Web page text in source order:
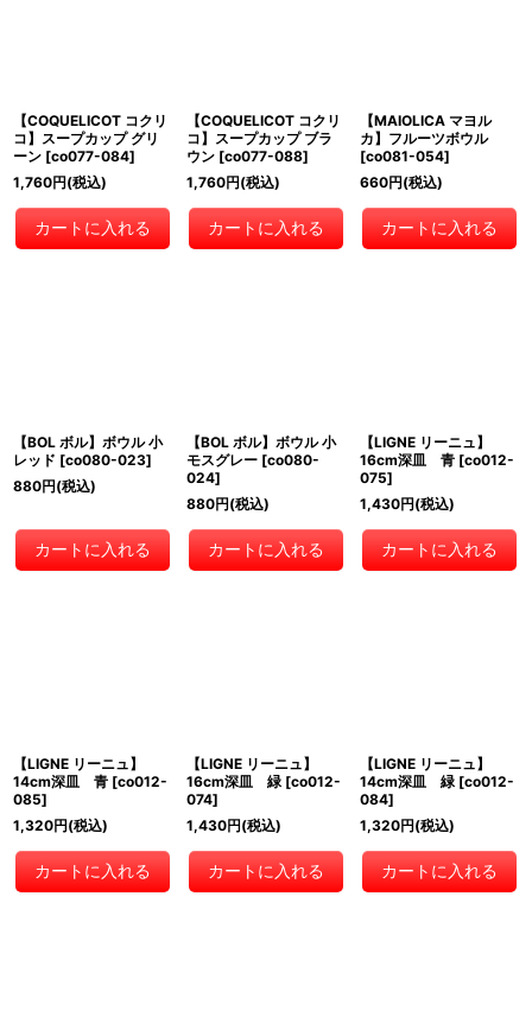
【COQUELICOT コクリ
コ】スープカップ グリ
ーン [co077-084]
1,760円(税込)
カートに入れる
【COQUELICOT コクリ
コ】スープカップ ブラ
ウン [co077-088]
1,760円(税込)
カートに入れる
【MAIOLICA マヨル
カ】フルーツボウル
[co081-054]
660円(税込)
カートに入れる
【BOL ボル】ボウル 小
レッド [co080-023]
880円(税込)
カートに入れる
【BOL ボル】ボウル 小
モスグレー [co080-
024]
880円(税込)
カートに入れる
【LIGNE リーニュ】
16cm深皿 青 [co012-
075]
1,430円(税込)
カートに入れる
【LIGNE リーニュ】
14cm深皿 青 [co012-
085]
1,320円(税込)
カートに入れる
【LIGNE リーニュ】
16cm深皿 緑 [co012-
074]
1,430円(税込)
カートに入れる
【LIGNE リーニュ】
14cm深皿 緑 [co012-
084]
1,320円(税込)
カートに入れる